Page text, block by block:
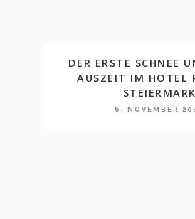
DER ERSTE SCHNEE
AUSZEIT IM HOTEL
STEIERMARK
6. NOVEMBER